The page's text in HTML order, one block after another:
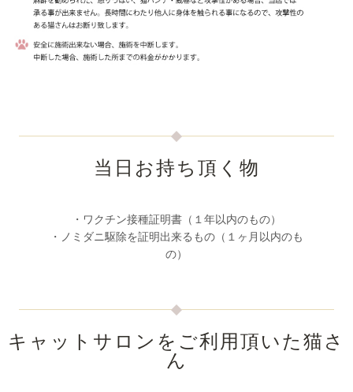
当日お持ち頂く物
・ワクチン接種証明書（１年以内のもの）
・ノミダニ駆除を証明出来るもの（１ヶ月以内のも
の）
キャットサロンをご利用頂いた猫さ
ん